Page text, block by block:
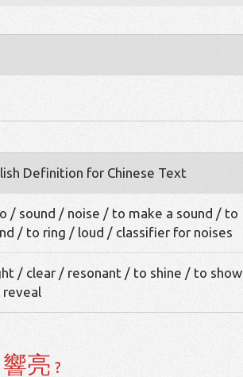
Definition for Chinese Text
/ sound / noise / to make a sound / to
/ to ring / loud / classifier for noises
/ clear / resonant / to shine / to show
響亮 ?